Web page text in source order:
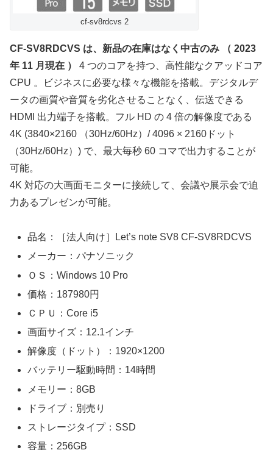
cf-sv8rdcvs 2
CF-SV8RDCVS は、新品の在庫はなく中古のみ （ 2023
年 11 月現在 ） 4 つのコアを持つ、高性能なクアッドコア
CPU 。ビジネスに必要な様々な機能を搭載。デジタルデ
ータの画質や音質を劣化させることなく、伝送できる
HDMI 出力端子を搭載。フル HD の 4 倍の解像度である
4K (3840×2160 （30Hz/60Hz）/ 4096 × 2160ドット
（30Hz/60Hz）) で、最大毎秒 60 コマで出力することが
可能。
4K 対応の大画面モニターに接続して、会議や展示会で迫
力あるプレゼンが可能。
品名：［法人向け］Let’s note SV8 CF-SV8RDCVS
メーカー：パナソニック
ＯＳ：Windows 10 Pro
価格：187980円
ＣＰＵ：Core i5
画面サイズ：12.1インチ
解像度（ドット）：1920×1200
バッテリー駆動時間：14時間
メモリー：8GB
ドライブ：別売り
ストレージタイプ：SSD
容量：256GB